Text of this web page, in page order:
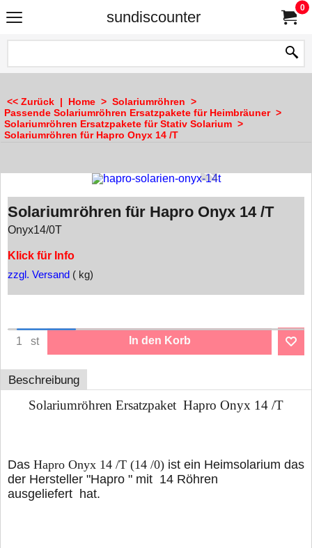
sundiscounter
0
<< Zurück | Home > Solariumröhren >
Passende Solariumröhren Ersatzpakete für Heimbräuner>
Solariumröhren Ersatzpakete für Stativ Solarium >
Solariumröhren für Hapro Onyx 14 /T
Solariumröhren für Hapro Onyx 14 /T
Onyx14/0T
Klick für Info
zzgl. Versand kg
st In den Korb
Beschreibung
Solariumröhren Ersatzpaket Hapro Onyx 14 /T
Das Hapro Onyx 14 /T (14 /0) ist ein Heimsolarium das
der Hersteller "Hapro " mit 14 Röhren
ausgeliefert hat.